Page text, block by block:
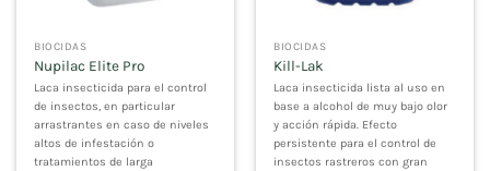
BIOCIDAS
Nupilac Elite Pro
Laca insecticida para el control
de insectos, en particular
arrastrantes en caso de niveles
altos de infestación o
tratamientos de larga
BIOCIDAS
Kill-Lak
Laca insecticida lista al uso en
base a alcohol de muy bajo olor
y acción rápida. Efecto
persistente para el control de
insectos rastreros con gran